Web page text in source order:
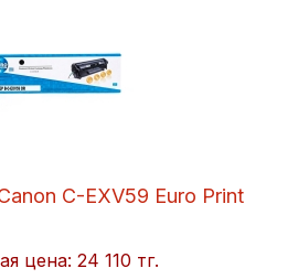
C-EXV59 Euro Print
цена: 24 110 тг.